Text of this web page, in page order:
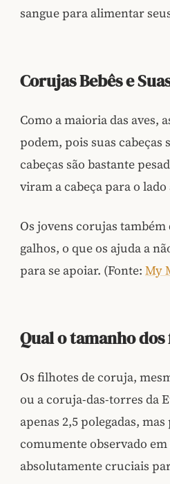
sangue para alimentar
Corujas Bebês e
Como a maioria das aves,
podem, pois suas cabeças
cabeças são bastante
viram a cabeça para o
Os jovens corujas
galhos, o que os ajuda a
para se apoiar. (Fonte: My
Qual o tamanho
Os filhotes de coruja,
ou a coruja-das-torres da
apenas 2,5 polegadas,
comumente observado
absolutamente cruciais